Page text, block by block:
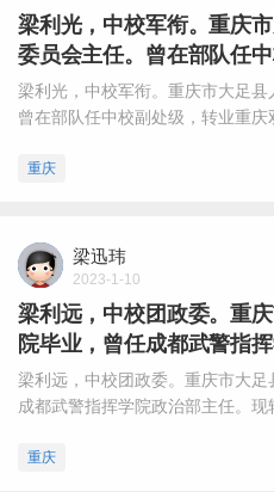
梁利光，中校军衔。重庆
委员会主任。曾在部队任
梁利光，中校军衔。重庆市大足县
曾在部队任中校副处级，转业重庆
重庆
梁迅玮
2023-1-10
梁利远，中校团政委。重
院毕业，曾任成都武警指
梁利远，中校团政委。重庆市大
成都武警指挥学院政治部主任。现
重庆